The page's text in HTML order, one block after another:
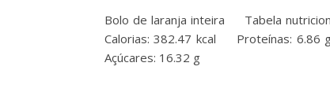
Bolo de laranja inteira Tabela
Calorias: 382.47 kcal Proteínas:
Açúcares: 16.32 g